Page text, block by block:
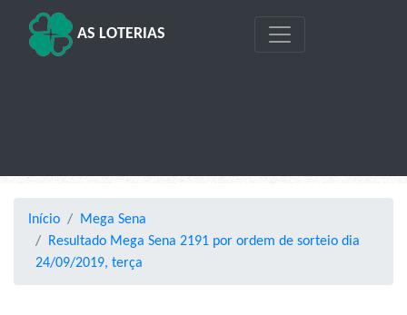
AS LOTERIAS
Início
Mega Sena
Resultado Mega Sena 2191 por ordem de sorteio dia
24/09/2019, terça